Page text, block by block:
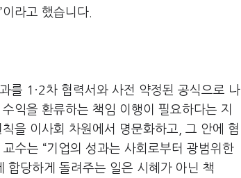
이라고 했습니다
를 1 ·2차 협력서와 사전 약정된 공식으로 나
익을 환류하는 책임 이행이 필요하다는 지
을 이사회 차원에서 명문화하고, 그 안에 협
교수는 “기업의 성과는 사회로부터 광범위한
합당하게 돌려주는 일은 시혜가 아닌 책